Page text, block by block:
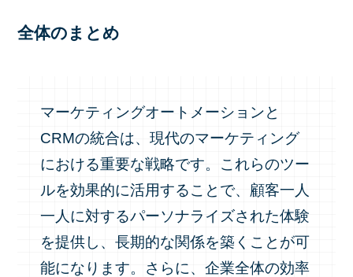
全体のまとめ
マーケティングオートメーションと
CRMの統合は、現代のマーケティング
における重要な戦略です。これらのツー
ルを効果的に活用することで、顧客一人
一人に対するパーソナライズされた体験
を提供し、長期的な関係を築くことが可
能になります。さらに、企業全体の効率